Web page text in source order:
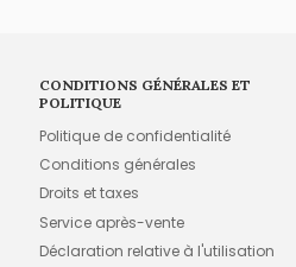
CONDITIONS GÉNÉRALES ET
POLITIQUE
Politique de confidentialité
Conditions générales
Droits et taxes
Service après-vente
Déclaration relative à l'utilisation